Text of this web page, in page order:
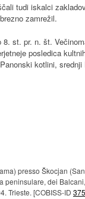
tudi iskalci
zamrežil.
st. pr. n. št.
posledica
kotlini,
presso Škocjan
dei
Trieste. [COBISS-ID